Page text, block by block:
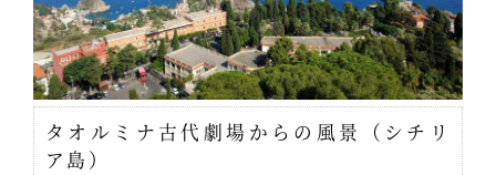
タオルミナ古代劇場からの風景（シチリ
ア島）